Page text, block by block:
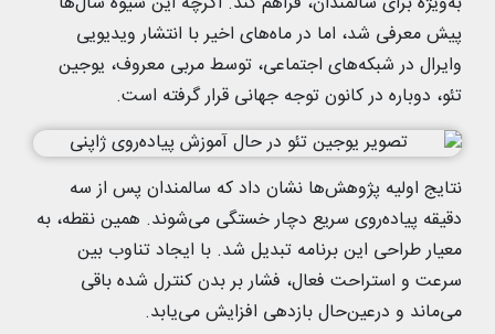
پیش معرفی شد، اما در ماه‌های اخیر با انتشار ویدیویی
وایرال در شبکه‌های اجتماعی، توسط مربی معروف، یوجین
تئو، دوباره در کانون توجه جهانی قرار گرفته است.
نتایج اولیه پژوهش‌ها نشان داد که سالمندان پس از سه
دقیقه پیاده‌روی سریع دچار خستگی می‌شوند. همین نقطه، به
معیار طراحی این برنامه تبدیل شد. با ایجاد تناوب بین
سرعت و استراحت فعال، فشار بر بدن کنترل‌ شده باقی
می‌ماند و درعین‌حال بازدهی افزایش می‌یابد.